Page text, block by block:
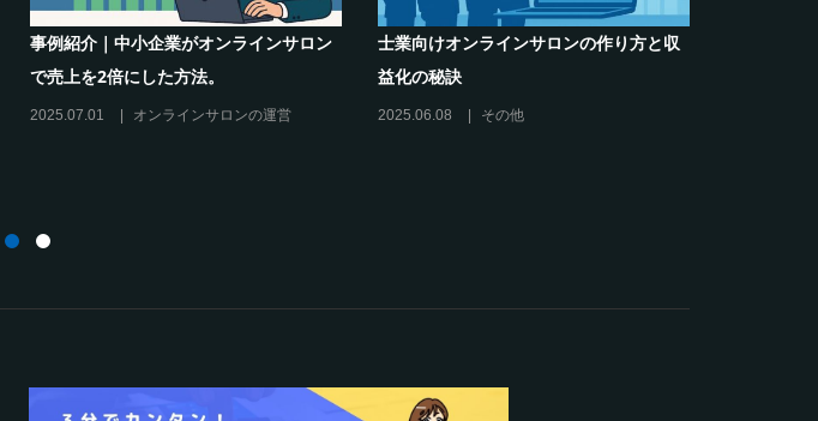
事例紹介｜中小企業がオンラインサロン
で売上を2倍にした方法。
2025.07.01 オンラインサロンの運営
士業向けオンラインサロンの作り方と収
益化の秘訣
2025.06.08 その他